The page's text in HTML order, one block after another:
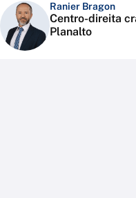
Ranier Bragon
Centro-direita
Planalto